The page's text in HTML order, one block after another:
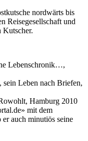
nordwärts bis
Reisegesellschaft und
Kutscher.
Lebenschronik…,
Leben nach Briefen,
Hamburg 2010
mit dem
auch minutiös seine